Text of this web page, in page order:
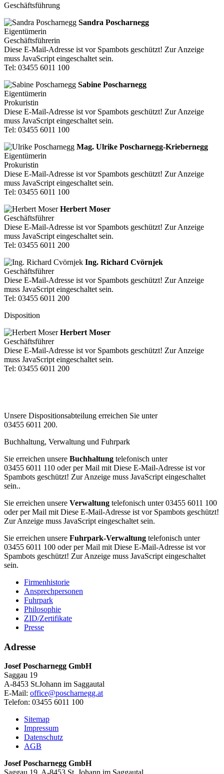
Geschäftsführung
Sandra Poscharnegg
Eigentümerin
Geschäftsführerin
Diese E-Mail-Adresse ist vor Spambots geschützt! Zur Anzeige
muss JavaScript eingeschaltet sein.
Tel: 03455 6011 100
Sabine Poscharnegg
Eigentümerin
Prokuristin
Diese E-Mail-Adresse ist vor Spambots geschützt! Zur Anzeige
muss JavaScript eingeschaltet sein.
Tel: 03455 6011 100
Mag. Ulrike Poscharnegg‐Kriebernegg
Eigentümerin
Prokuristin
Diese E-Mail-Adresse ist vor Spambots geschützt! Zur Anzeige
muss JavaScript eingeschaltet sein.
Tel: 03455 6011 100
Herbert Moser
Geschäftsführer
Diese E-Mail-Adresse ist vor Spambots geschützt! Zur Anzeige
muss JavaScript eingeschaltet sein.
Tel: 03455 6011 200
Ing. Richard Cvörnjek
Geschäftsführer
Diese E-Mail-Adresse ist vor Spambots geschützt! Zur Anzeige
muss JavaScript eingeschaltet sein.
Tel: 03455 6011 200
Disposition
Herbert Moser
Geschäftsführer
Diese E-Mail-Adresse ist vor Spambots geschützt! Zur Anzeige
muss JavaScript eingeschaltet sein.
Tel: 03455 6011 200
Unsere Dispositionsabteilung erreichen Sie unter
03455 6011 200.
Buchhaltung, Verwaltung und Fuhrpark
Sie erreichen unsere Buchhaltung telefonisch unter
03455 6011 110 oder per Mail mit Diese E-Mail-Adresse ist vor
Spambots geschützt! Zur Anzeige muss JavaScript eingeschaltet
sein..
Sie erreichen unsere Verwaltung telefonisch unter 03455 6011 100
oder per Mail mit Diese E-Mail-Adresse ist vor Spambots geschützt!
Zur Anzeige muss JavaScript eingeschaltet sein.
Sie erreichen unsere Fuhrpark-Verwaltung telefonisch unter
03455 6011 100 oder per Mail mit Diese E-Mail-Adresse ist vor
Spambots geschützt! Zur Anzeige muss JavaScript eingeschaltet
sein.
Firmenhistorie
Ansprechpersonen
Fuhrpark
Philosophie
ZID/Zertifikate
Presse
Adresse
Josef Poscharnegg GmbH
Saggau 19
A-8453 St.Johann im Saggautal
E-Mail: office@poscharnegg.at
Telefon: 03455 6011 100
Sitemap
Impressum
Datenschutz
AGB
Josef Poscharnegg GmbH